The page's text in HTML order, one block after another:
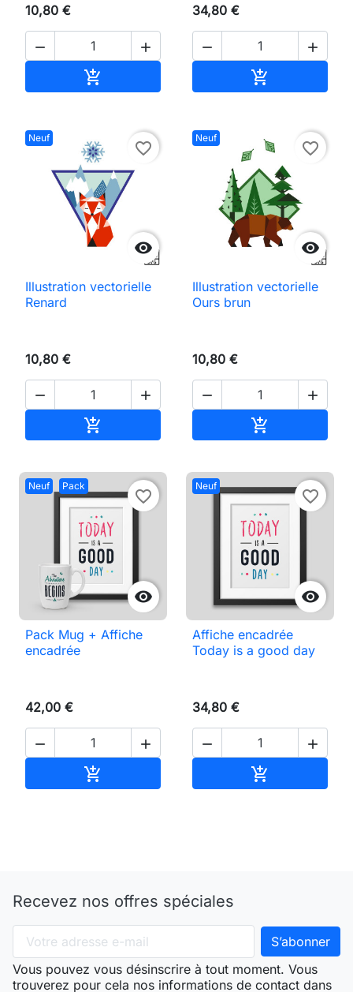
10,80 €
 

34,80 €
 

Neuf

favorite_border
Illustration vectorielle
Renard
10,80 €
 

Neuf

favorite_border
Illustration vectorielle
Ours brun
10,80 €
 

Neuf Pack

favorite_border
Pack Mug + Affiche
encadrée
42,00 €
 

Neuf

favorite_border
Affiche encadrée
Today is a good day
34,80 €
 

Recevez nos offres spéciales
Vous pouvez vous désinscrire à tout moment. Vous
trouverez pour cela nos informations de contact dans